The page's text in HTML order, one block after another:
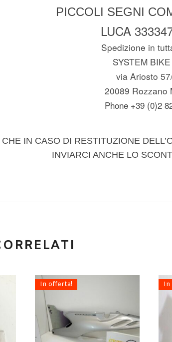
PICCOLI SEGNI
LUCA
Spedizione in
SYSTEM
via Ariosto
20089 Rozzano
Phone +39 (0)2
IN CASO DI RESTITUZIONE
INVIARCI ANCHE LO
In offerta! In